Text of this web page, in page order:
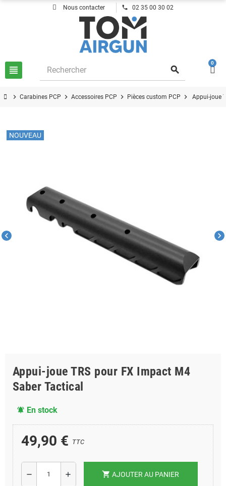
Nous contacter phone 02 35 00 30 02
view_headline search
0
chevron_right Carabines PCP chevron_right Accessoires PCP chevron_right Pièces custom PCP chevron_right Appui-joue
chevron_left chevron_right
NOUVEAU
Appui-joue TRS pour FX Impact M4
Saber Tactical
notifications_active En stock
49,90 € TTC
remove add shopping_cart AJOUTER AU PANIER